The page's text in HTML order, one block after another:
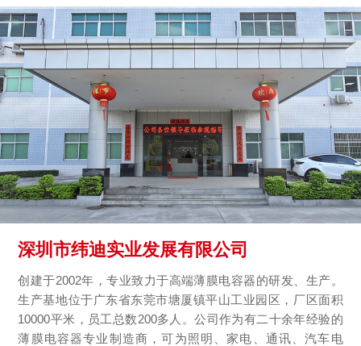
深圳市纬迪实业发展有限公司
创建于2002年，专业致力于高端薄膜电容器的研发、生产。
生产基地位于广东省东莞市塘厦镇平山工业园区，厂区面积
10000平米，员工总数200多人。公司作为有二十余年经验的
薄膜电容器专业制造商，可为照明、家电、通讯、汽车电